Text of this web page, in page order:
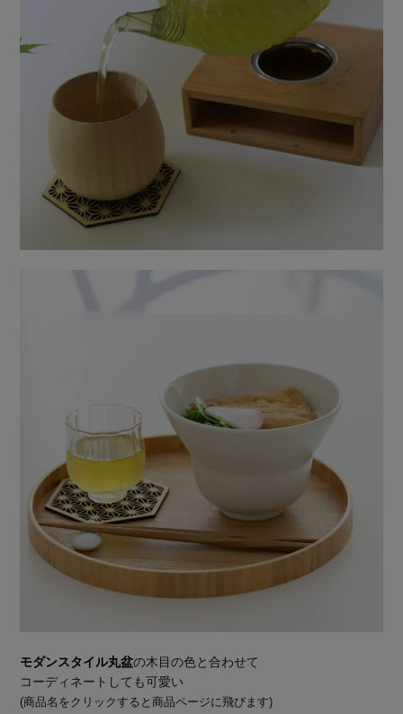
モダンスタイル丸盆の木目の色と合わせて
コーディネートしても可愛い
(商品名をクリックすると商品ページに飛びます)